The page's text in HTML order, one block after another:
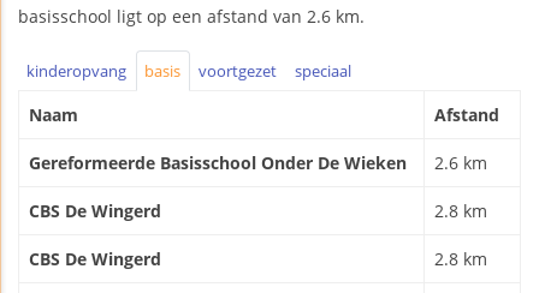
basisschool ligt op een afstand van 2.6 km.
kinderopvang basis voortgezet speciaal
Naam Afstand
Gereformeerde Basisschool Onder De Wieken 2.6 km
CBS De Wingerd 2.8 km
CBS De Wingerd 2.8 km